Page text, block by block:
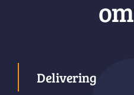
Delivering